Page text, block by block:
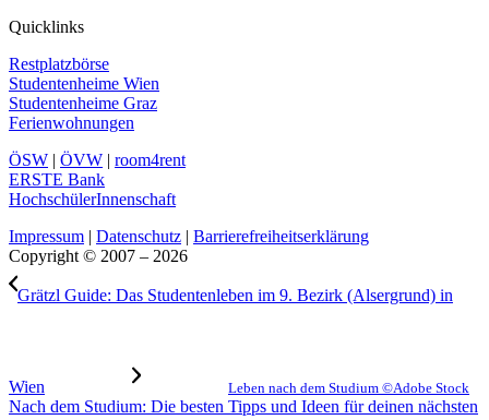
Quicklinks
Restplatzbörse
Studentenheime Wien
Studentenheime Graz
Ferienwohnungen
ÖSW | ÖVW | room4rent
ERSTE Bank
HochschülerInnenschaft
Impressum | Datenschutz | Barrierefreiheitserklärung
Copyright © 2007 – 2026
Grätzl Guide: Das Studentenleben im 9. Bezirk (Alsergrund) in
Wien Leben nach dem Studium ©Adobe Stock
Nach dem Studium: Die besten Tipps und Ideen für deinen nächsten